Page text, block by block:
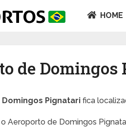
HOME
de
Pignatari fica
Aeroporto de Domingos